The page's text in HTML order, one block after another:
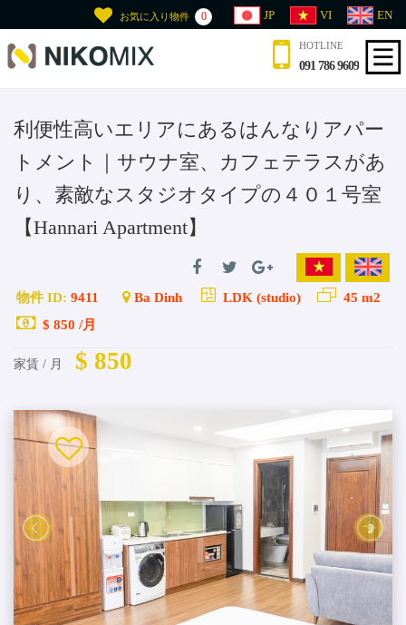
お気に入り物件 0 JP VI EN
HOTLINE
091 786 9609
利便性高いエリアにあるはんなりアパー
トメント｜サウナ室、カフェテラスがあ
り、素敵なスタジオタイプの４０１号室
【Hannari Apartment】
物件 ID: 9411 Ba Dinh LDK (studio)
45 m2
$ 850 /月
家賃 / 月 $ 850